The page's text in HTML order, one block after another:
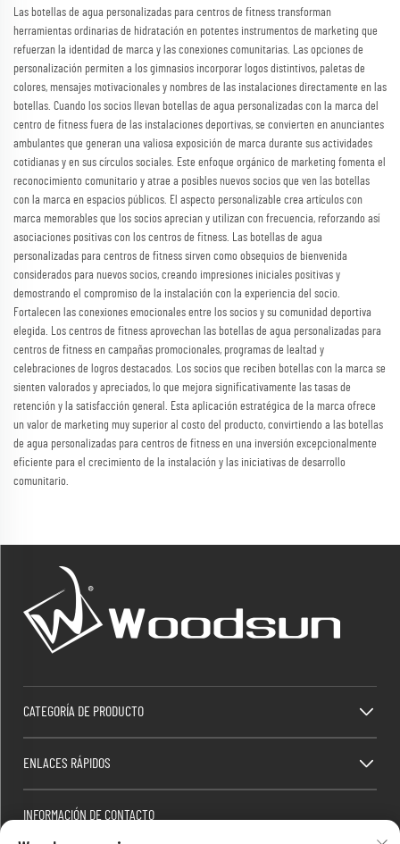
Las botellas de agua personalizadas para centros de fitness transforman
herramientas ordinarias de hidratación en potentes instrumentos de marketing que
refuerzan la identidad de marca y las conexiones comunitarias. Las opciones de
personalización permiten a los gimnasios incorporar logos distintivos, paletas de
colores, mensajes motivacionales y nombres de las instalaciones directamente en las
botellas. Cuando los socios llevan botellas de agua personalizadas con la marca del
centro de fitness fuera de las instalaciones deportivas, se convierten en anunciantes
ambulantes que generan una valiosa exposición de marca durante sus actividades
cotidianas y en sus círculos sociales. Este enfoque orgánico de marketing fomenta el
reconocimiento comunitario y atrae a posibles nuevos socios que ven las botellas
con la marca en espacios públicos. El aspecto personalizable crea artículos con
marca memorables que los socios aprecian y utilizan con frecuencia, reforzando así
asociaciones positivas con los centros de fitness. Las botellas de agua
personalizadas para centros de fitness sirven como obsequios de bienvenida
considerados para nuevos socios, creando impresiones iniciales positivas y
demostrando el compromiso de la instalación con la experiencia del socio.
Fortalecen las conexiones emocionales entre los socios y su comunidad deportiva
elegida. Los centros de fitness aprovechan las botellas de agua personalizadas para
centros de fitness en campañas promocionales, programas de lealtad y
celebraciones de logros destacados. Los socios que reciben botellas con la marca se
sienten valorados y apreciados, lo que mejora significativamente las tasas de
retención y la satisfacción general. Esta aplicación estratégica de la marca ofrece
un valor de marketing muy superior al costo del producto, convirtiendo a las botellas
de agua personalizadas para centros de fitness en una inversión excepcionalmente
eficiente para el crecimiento de la instalación y las iniciativas de desarrollo
comunitario.
CATEGORÍA DE PRODUCTO
ENLACES RÁPIDOS
INFORMACIÓN DE CONTACTO